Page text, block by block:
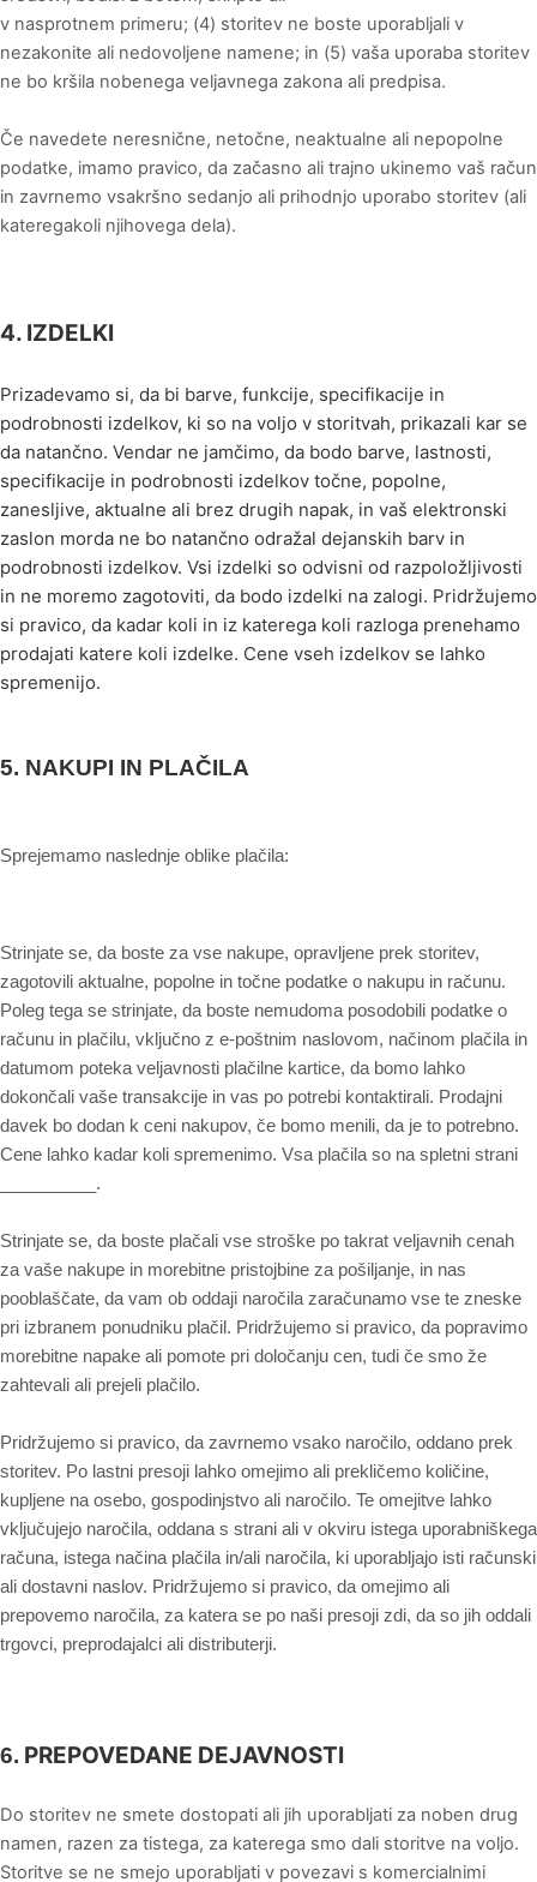
v nasprotnem primeru; (4) storitev ne boste uporabljali v
nezakonite ali nedovoljene namene; in (5) vaša uporaba storitev
ne bo kršila nobenega veljavnega zakona ali predpisa.
Če navedete neresnične, netočne, neaktualne ali nepopolne
podatke, imamo pravico, da začasno ali trajno ukinemo vaš račun
in zavrnemo vsakršno sedanjo ali prihodnjo uporabo storitev (ali
kateregakoli njihovega dela).
4. IZDELKI
Prizadevamo si, da bi barve, funkcije, specifikacije in
podrobnosti izdelkov, ki so na voljo v storitvah, prikazali kar se
da natančno. Vendar ne jamčimo, da bodo barve, lastnosti,
specifikacije in podrobnosti izdelkov točne, popolne,
zanesljive, aktualne ali brez drugih napak, in vaš elektronski
zaslon morda ne bo natančno odražal dejanskih barv in
podrobnosti izdelkov. Vsi izdelki so odvisni od razpoložljivosti
in ne moremo zagotoviti, da bodo izdelki na zalogi. Pridržujemo
si pravico, da kadar koli in iz katerega koli razloga prenehamo
prodajati katere koli izdelke. Cene vseh izdelkov se lahko
spremenijo.
5. NAKUPI IN PLAČILA
Sprejemamo naslednje oblike plačila:
Strinjate se, da boste za vse nakupe, opravljene prek storitev,
zagotovili aktualne, popolne in točne podatke o nakupu in računu.
Poleg tega se strinjate, da boste nemudoma posodobili podatke o
računu in plačilu, vključno z e-poštnim naslovom, načinom plačila in
datumom poteka veljavnosti plačilne kartice, da bomo lahko
dokončali vaše transakcije in vas po potrebi kontaktirali. Prodajni
davek bo dodan k ceni nakupov, če bomo menili, da je to potrebno.
Cene lahko kadar koli spremenimo. Vsa plačila so na spletni strani
__________.
Strinjate se, da boste plačali vse stroške po takrat veljavnih cenah
za vaše nakupe in morebitne pristojbine za pošiljanje, in nas
pooblaščate, da vam ob oddaji naročila zaračunamo vse te zneske
pri izbranem ponudniku plačil. Pridržujemo si pravico, da popravimo
morebitne napake ali pomote pri določanju cen, tudi če smo že
zahtevali ali prejeli plačilo.
Pridržujemo si pravico, da zavrnemo vsako naročilo, oddano prek
storitev. Po lastni presoji lahko omejimo ali prekličemo količine,
kupljene na osebo, gospodinjstvo ali naročilo. Te omejitve lahko
vključujejo naročila, oddana s strani ali v okviru istega uporabniškega
računa, istega načina plačila in/ali naročila, ki uporabljajo isti računski
ali dostavni naslov. Pridržujemo si pravico, da omejimo ali
prepovemo naročila, za katera se po naši presoji zdi, da so jih oddali
trgovci, preprodajalci ali distributerji.
6. PREPOVEDANE DEJAVNOSTI
Do storitev ne smete dostopati ali jih uporabljati za noben drug
namen, razen za tistega, za katerega smo dali storitve na voljo.
Storitve se ne smejo uporabljati v povezavi s komercialnimi